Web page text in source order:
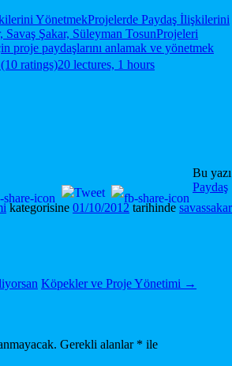
Projelerde Paydaş İlişkilerini
Şakar, Süleyman TosunProjeleri
proje paydaşlarını anlamak ve yönetmek
ratings)20 lectures, 1 hours
Bu yazı
Paydaş
kategorisine 01/10/2012 tarihinde savassakar
Köpekler ve Proje Yönetimi →
Gerekli alanlar * ile